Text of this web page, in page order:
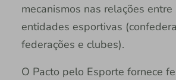
mecanismos nas relações
entidades esportivas
federações e clubes).
O Pacto pelo Esporte fornece